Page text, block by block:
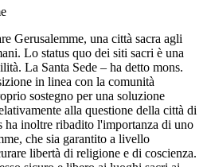
Gerusalemme, una città sacra agli
Lo status quo dei siti sacri è una
La Santa Sede – ha detto mons.
in linea con la comunità
sostegno per una soluzione
alla questione della città di
ha inoltre ribadito l'importanza di uno
che sia garantito a livello
libertà di religione e di coscienza.